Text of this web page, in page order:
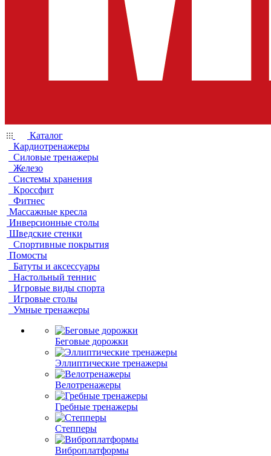
Каталог
Кардиотренажеры
Силовые тренажеры
Железо
Системы хранения
Кроссфит
Фитнес
Массажные кресла
Инверсионные столы
Шведские стенки
Спортивные покрытия
Помосты
Батуты и аксессуары
Настольный теннис
Игровые виды спорта
Игровые столы
Умные тренажеры
Беговые дорожки
Эллиптические тренажеры
Велотренажеры
Гребные тренажеры
Степперы
Виброплатформы